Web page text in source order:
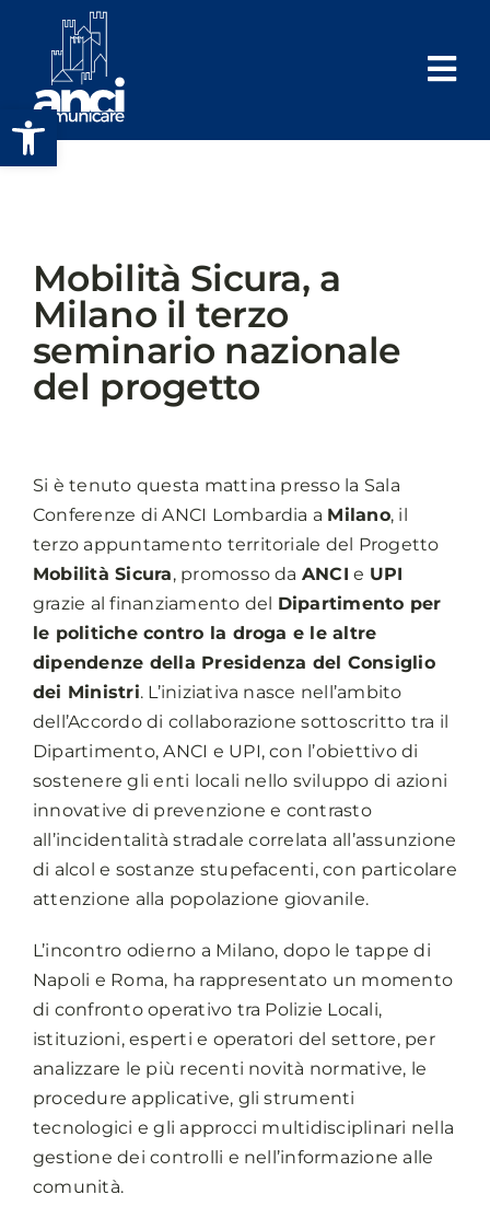
Apri la barra degli strumenti
contenuto
Mobilità Sicura, a
Milano il terzo
seminario nazionale
del progetto
Si è tenuto questa mattina presso la Sala
Conferenze di ANCI Lombardia a Milano, il
terzo appuntamento territoriale del Progetto
Mobilità Sicura, promosso da ANCI e UPI
grazie al finanziamento del Dipartimento per
le politiche contro la droga e le altre
dipendenze della Presidenza del Consiglio
dei Ministri. L’iniziativa nasce nell’ambito
dell’Accordo di collaborazione sottoscritto tra il
Dipartimento, ANCI e UPI, con l’obiettivo di
sostenere gli enti locali nello sviluppo di azioni
innovative di prevenzione e contrasto
all’incidentalità stradale correlata all’assunzione
di alcol e sostanze stupefacenti, con particolare
attenzione alla popolazione giovanile.
L’incontro odierno a Milano, dopo le tappe di
Napoli e Roma, ha rappresentato un momento
di confronto operativo tra Polizie Locali,
istituzioni, esperti e operatori del settore, per
analizzare le più recenti novità normative, le
procedure applicative, gli strumenti
tecnologici e gli approcci multidisciplinari nella
gestione dei controlli e nell’informazione alle
comunità.